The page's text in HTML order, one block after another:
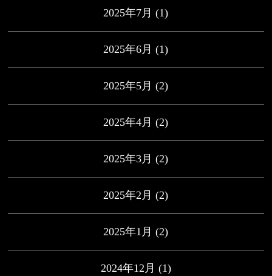
2025年7月 (1)
2025年6月 (1)
2025年5月 (2)
2025年4月 (2)
2025年3月 (2)
2025年2月 (2)
2025年1月 (2)
2024年12月 (1)